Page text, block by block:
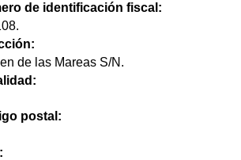
de identificación fiscal:
de las Mareas S/N.
postal: